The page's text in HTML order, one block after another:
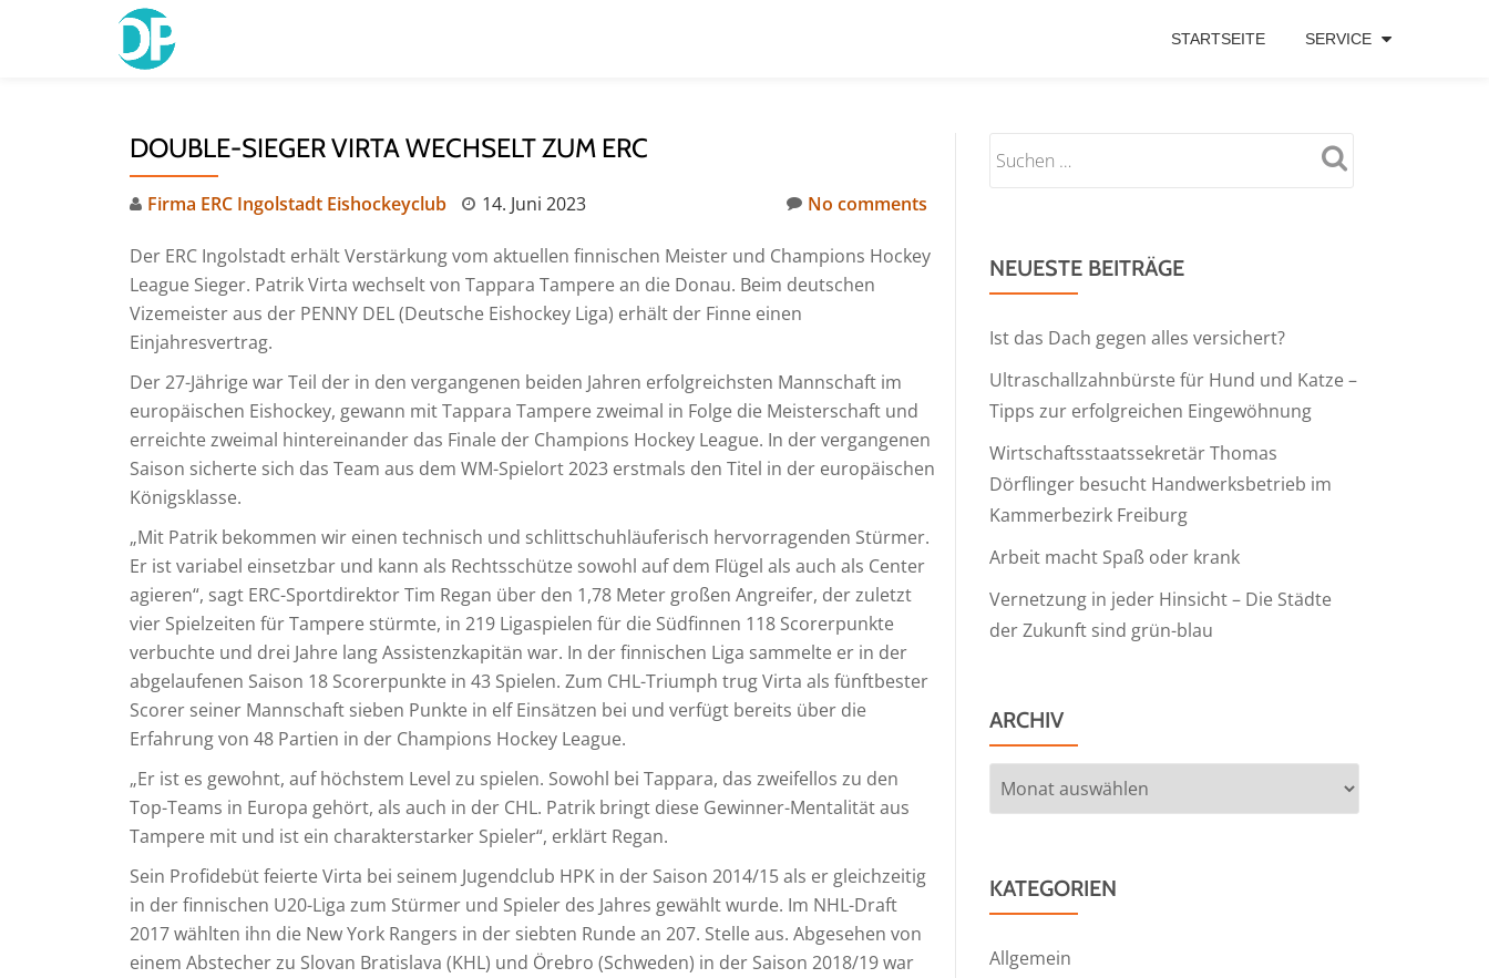
STARTSEITE SERVICE
DOUBLE-SIEGER VIRTA WECHSELT ZUM ERC
Firma ERC Ingolstadt Eishockeyclub 14. Juni 2023 No comments
Der ERC Ingolstadt erhält Verstärkung vom aktuellen finnischen Meister und Champions Hockey
League Sieger. Patrik Virta wechselt von Tappara Tampere an die Donau. Beim deutschen
Vizemeister aus der PENNY DEL (Deutsche Eishockey Liga) erhält der Finne einen
Einjahresvertrag.
Der 27-Jährige war Teil der in den vergangenen beiden Jahren erfolgreichsten Mannschaft im
europäischen Eishockey, gewann mit Tappara Tampere zweimal in Folge die Meisterschaft und
erreichte zweimal hintereinander das Finale der Champions Hockey League. In der vergangenen
Saison sicherte sich das Team aus dem WM-Spielort 2023 erstmals den Titel in der europäischen
Königsklasse.
„Mit Patrik bekommen wir einen technisch und schlittschuhläuferisch hervorragenden Stürmer.
Er ist variabel einsetzbar und kann als Rechtsschütze sowohl auf dem Flügel als auch als Center
agieren“, sagt ERC-Sportdirektor Tim Regan über den 1,78 Meter großen Angreifer, der zuletzt
vier Spielzeiten für Tampere stürmte, in 219 Ligaspielen für die Südfinnen 118 Scorerpunkte
verbuchte und drei Jahre lang Assistenzkapitän war. In der finnischen Liga sammelte er in der
abgelaufenen Saison 18 Scorerpunkte in 43 Spielen. Zum CHL-Triumph trug Virta als fünftbester
Scorer seiner Mannschaft sieben Punkte in elf Einsätzen bei und verfügt bereits über die
Erfahrung von 48 Partien in der Champions Hockey League.
„Er ist es gewohnt, auf höchstem Level zu spielen. Sowohl bei Tappara, das zweifellos zu den
Top-Teams in Europa gehört, als auch in der CHL. Patrik bringt diese Gewinner-Mentalität aus
Tampere mit und ist ein charakterstarker Spieler“, erklärt Regan.
Sein Profidebüt feierte Virta bei seinem Jugendclub HPK in der Saison 2014/15 als er gleichzeitig
in der finnischen U20-Liga zum Stürmer und Spieler des Jahres gewählt wurde. Im NHL-Draft
2017 wählten ihn die New York Rangers in der siebten Runde an 207. Stelle aus. Abgesehen von
einem Abstecher zu Slovan Bratislava (KHL) und Örebro (Schweden) in der Saison 2018/19 war
NEUESTE BEITRÄGE
Ist das Dach gegen alles versichert?
Ultraschallzahnbürste für Hund und Katze –
Tipps zur erfolgreichen Eingewöhnung
Wirtschaftsstaatssekretär Thomas
Dörflinger besucht Handwerksbetrieb im
Kammerbezirk Freiburg
Arbeit macht Spaß oder krank
Vernetzung in jeder Hinsicht – Die Städte
der Zukunft sind grün-blau
ARCHIV
Archiv
KATEGORIEN
Allgemein